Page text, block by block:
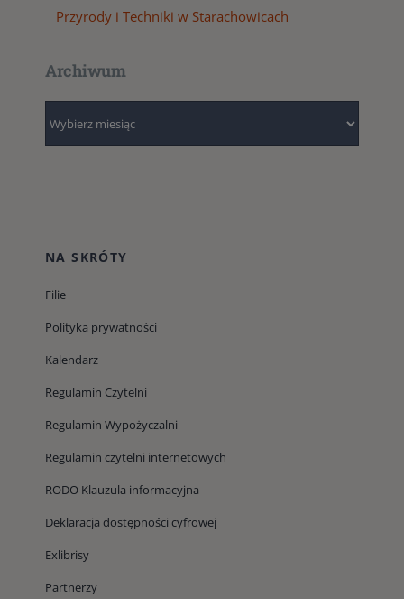
Przyrody i Techniki w Starachowicach
Archiwum
NA SKRÓTY
Filie
Polityka prywatności
Kalendarz
Regulamin Czytelni
Regulamin Wypożyczalni
Regulamin czytelni internetowych
RODO Klauzula informacyjna
Deklaracja dostępności cyfrowej
Exlibrisy
Partnerzy